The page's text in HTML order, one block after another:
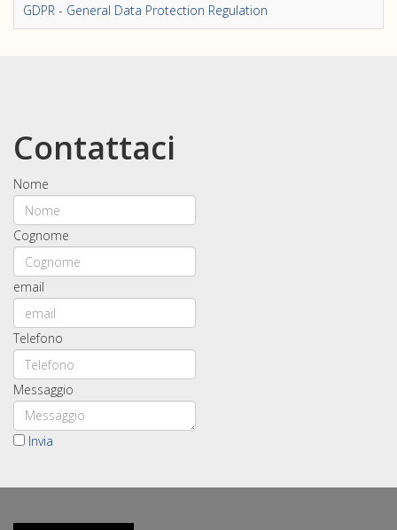
GDPR - General Data Protection Regulation
Contattaci
Nome
Cognome
email
Telefono
Messaggio
Invia